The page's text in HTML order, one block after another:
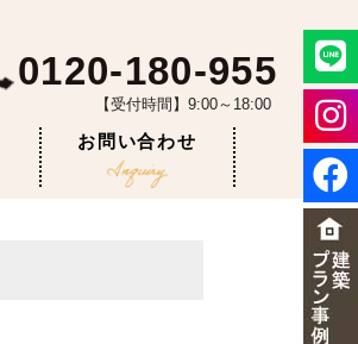
0120-180-955
【受付時間】9:00～18:00
お問い合わせ